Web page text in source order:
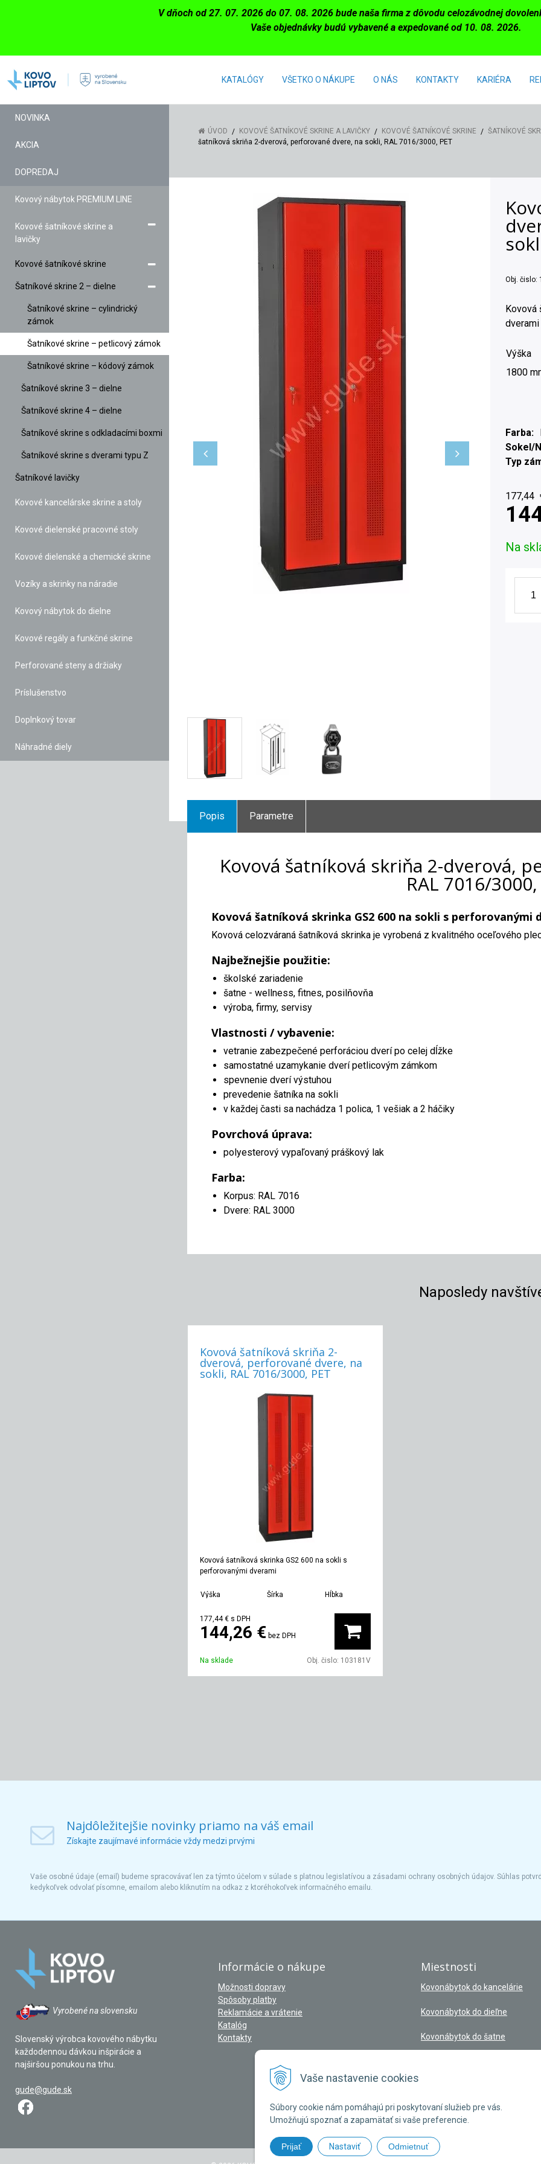
Vaše nastavenie cookies
Súbory cookie nám pomáhajú pri poskytovaní služieb pre vás.
Umožňujú spoznať a zapamätať si vaše preferencie.
Prijať Nastaviť Odmietnuť
V dňoch od 27. 07. 2026 do 07. 08. 2026 bude naša firma z dôvodu celozávodnej
Vaše objednávky budú vybavené a expedované od 10. 08. 2026.
KATALÓGY VŠETKO O NÁKUPE O NÁS KONTAKTY KARIÉRA
NOVINKA
AKCIA
DOPREDAJ
Kovový nábytok PREMIUM LINE
Kovové šatníkové skrine a
lavičky
Kovové šatníkové skrine
Šatníkové skrine 2 – dielne
Šatníkové skrine – cylindrický
zámok
Šatníkové skrine – petlicový zámok
Šatníkové skrine – kódový zámok
Šatníkové skrine 3 – dielne
Šatníkové skrine 4 – dielne
Šatníkové skrine s odkladacími boxmi
Šatníkové skrine s dverami typu Z
Šatníkové lavičky
Kovové kancelárske skrine a stoly
Kovové dielenské pracovné stoly
Kovové dielenské a chemické skrine
Vozíky a skrinky na náradie
Kovový nábytok do dielne
Kovové regály a funkčné skrine
Perforované steny a držiaky
Príslušenstvo
Doplnkový tovar
Náhradné diely
ÚVOD KOVOVÉ ŠATNÍKOVÉ SKRINE A LAVIČKY KOVOVÉ ŠATNÍKOVÉ SKRINE
ŠATNÍKOVÉ
šatníková skriňa 2-dverová, perforované dvere, na sokli, RAL 7016/3000, PET
Obj. čislo:
Kovová
dverami
Výška
1800
Farba
Sokel/
Typ
177,44
Na
Popis Parametre
Kovová šatníková skriňa 2-dverová,
RAL 7016/3000,
Kovová šatníková skrinka GS2 600 na sokli s perforovanými
Kovová celozváraná šatníková skrinka je vyrobená z kvalitného oceľového
Najbežnejšie použitie:
školské zariadenie
šatne - wellness, fitnes, posilňovňa
výroba, firmy, servisy
Vlastnosti / vybavenie:
vetranie zabezpečené perforáciou dverí po celej dĺžke
samostatné uzamykanie dverí petlicovým zámkom
spevnenie dverí výstuhou
prevedenie šatníka na sokli
v každej časti sa nachádza 1 polica, 1 vešiak a 2 háčiky
Povrchová úprava:
polyesterový vypaľovaný práškový lak
Farba:
Korpus: RAL 7016
Dvere: RAL 3000
Naposledy
Kovová šatníková skriňa 2-
dverová, perforované dvere, na
sokli, RAL 7016/3000, PET
Kovová šatníková skrinka GS2 600 na sokli s
perforovanými dverami
Výška Šírka Hĺbka
177,44 € s DPH
144,26 € bez DPH
Na sklade Obj. čislo: 103181V
Najdôležitejšie novinky priamo na váš email
Získajte zaujímavé informácie vždy medzi prvými
Vaše osobné údaje (email) budeme spracovávať len za týmto účelom v súlade s platnou legislatívou a zásadami ochrany osobných údajov. Súhlas
kedykoľvek odvolať písomne, emailom alebo kliknutím na odkaz z ktoréhokoľvek informačného emailu.
Vyrobené na slovensku
Slovenský výrobca kovového nábytku
každodennou dávkou inšpirácie a
najširšou ponukou na trhu.
gude@gude.sk
Informácie o nákupe
Možnosti dopravy
Spôsoby platby
Reklamácie a vrátenie
Katalóg
Kontakty
Miestnosti
Kovonábytok do kancelárie
Kovonábytok do dieľne
Kovonábytok do šatne